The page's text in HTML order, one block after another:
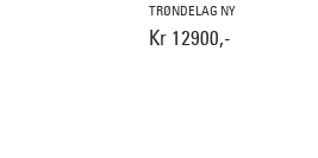
TRØNDELAG NY
Kr 12900,-